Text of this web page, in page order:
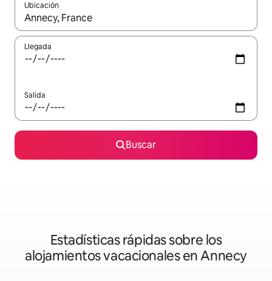
Ubicación
Cuando los resultados estén disponibles, podrás navegar
Llegada
Salida
Buscar
Estadísticas rápidas sobre los
alojamientos vacacionales en Annecy